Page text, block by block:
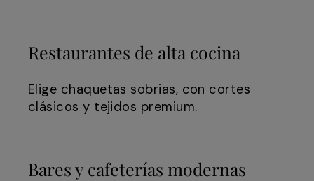
Restaurantes de alta cocina
Elige chaquetas sobrias, con cortes
clásicos y tejidos premium.
Bares y cafeterías modernas